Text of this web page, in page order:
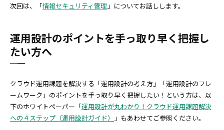
次回は、「情報セキュリティ管理 」についてお話しします。
運用設計のポイントを手っ取り早く把握し
たい方へ
クラウド運用課題を解決する「運用設計の考え方」「運用設計のフレ
ームワーク」のポイントを手っ取り早く把握したい！という方は、以
下のホワイトペーパー「運用設計が丸わかり！クラウド運用課題解決
への４ステップ（運用設計ガイド）
」もあわせてご参照ください。